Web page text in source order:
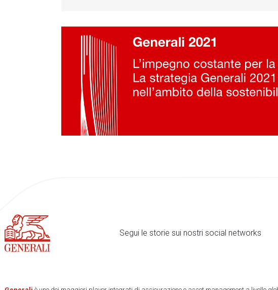
Segui le storie sui nostri social networks